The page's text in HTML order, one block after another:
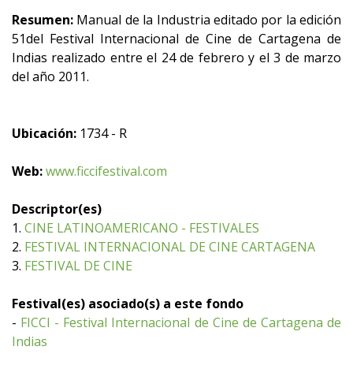
Resumen: Manual de la Industria editado por la edición
51del Festival Internacional de Cine de Cartagena de
Indias realizado entre el 24 de febrero y el 3 de marzo
del año 2011.
Ubicación: 1734 - R
Web:www.ficcifestival.com
Descriptor(es)
1. CINE LATINOAMERICANO - FESTIVALES
2. FESTIVAL INTERNACIONAL DE CINE CARTAGENA
3. FESTIVAL DE CINE
Festival(es) asociado(s) a este fondo
- FICCI - Festival Internacional de Cine de Cartagena de
Indias